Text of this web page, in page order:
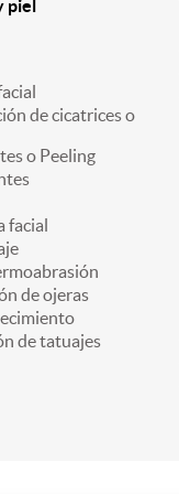
piel
de cicatrices o
o Peeling
facial
de ojeras
de tatuajes